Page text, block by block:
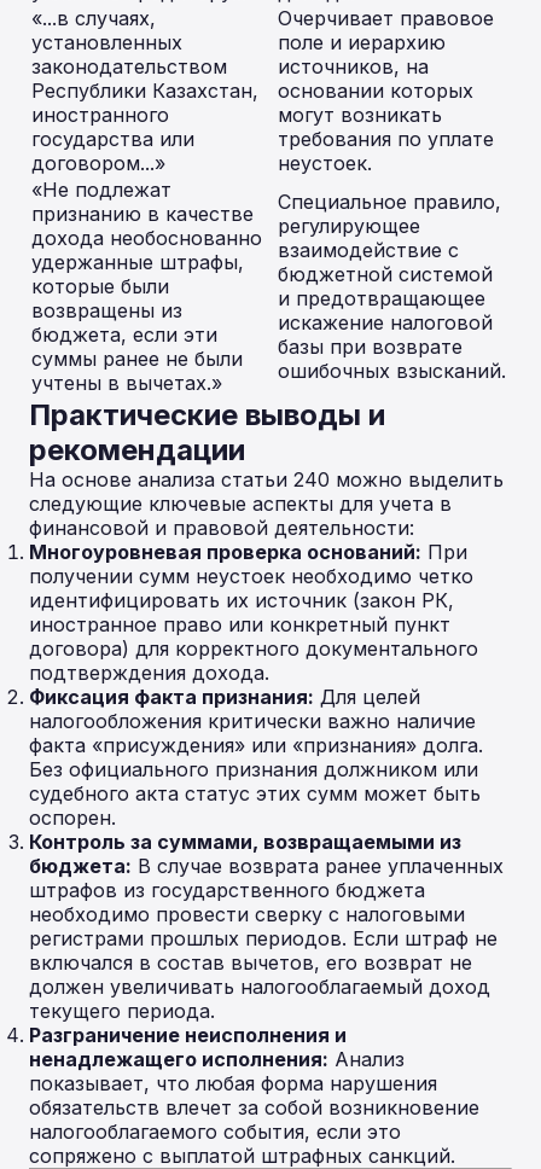
«...в случаях,
установленных
законодательством
Республики Казахстан,
иностранного
государства или
договором...»
Очерчивает правовое
поле и иерархию
источников, на
основании которых
могут возникать
требования по уплате
неустоек.
«Не подлежат
признанию в качестве
дохода необоснованно
удержанные штрафы,
которые были
возвращены из
бюджета, если эти
суммы ранее не были
учтены в вычетах.»
Специальное правило,
регулирующее
взаимодействие с
бюджетной системой
и предотвращающее
искажение налоговой
базы при возврате
ошибочных взысканий.
Практические выводы и
рекомендации
На основе анализа статьи 240 можно выделить
следующие ключевые аспекты для учета в
финансовой и правовой деятельности:
Многоуровневая проверка оснований: При
получении сумм неустоек необходимо четко
идентифицировать их источник (закон РК,
иностранное право или конкретный пункт
договора) для корректного документального
подтверждения дохода.
Фиксация факта признания: Для целей
налогообложения критически важно наличие
факта «присуждения» или «признания» долга.
Без официального признания должником или
судебного акта статус этих сумм может быть
оспорен.
Контроль за суммами, возвращаемыми из
бюджета: В случае возврата ранее уплаченных
штрафов из государственного бюджета
необходимо провести сверку с налоговыми
регистрами прошлых периодов. Если штраф не
включался в состав вычетов, его возврат не
должен увеличивать налогооблагаемый доход
текущего периода.
Разграничение неисполнения и
ненадлежащего исполнения: Анализ
показывает, что любая форма нарушения
обязательств влечет за собой возникновение
налогооблагаемого события, если это
сопряжено с выплатой штрафных санкций.